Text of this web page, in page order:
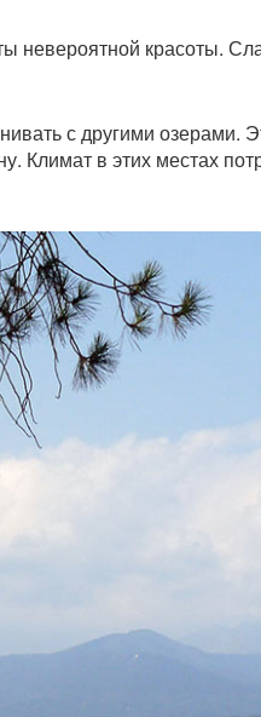
невероятной красоты.
с другими озерами.
Климат в этих местах